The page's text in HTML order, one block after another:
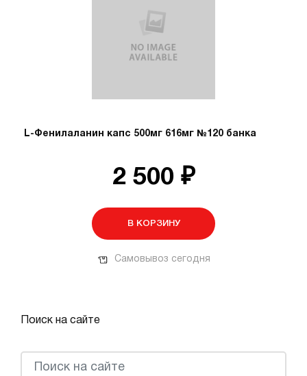
L-Фенилаланин капс 500мг 616мг №120 банка
2 500 ₽
В КОРЗИНУ
Самовывоз сегодня
Поиск на сайте